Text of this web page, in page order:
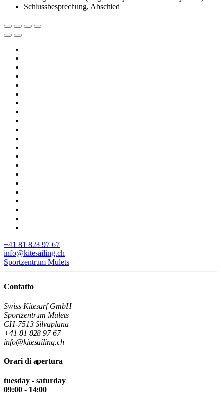
Schlussbesprechung, Abschied
+41 81 828 97 67
info@kitesailing.ch
Sportzentrum Mulets
Contatto
Swiss Kitesurf GmbH
Sportzentrum Mulets
CH-7513 Silvaplana
+41 81 828 97 67
info@kitesailing.ch
Orari di apertura
tuesday - saturday
09:00 - 14:00